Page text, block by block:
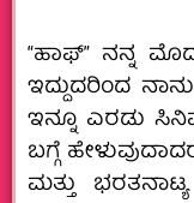
“ಹಾಫ್‌” ನನ್ನ
ಇದ್ದುದರಿಂದ
ಇನ್ನೂ ಎರಡು
ಬಗ್ಗೆ
ಮತ್ತು